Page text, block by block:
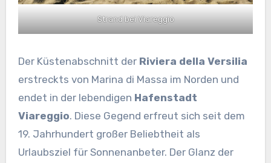
Strand bei Viareggio
Der Küstenabschnitt der Riviera della Versilia
erstreckts von Marina di Massa im Norden und
endet in der lebendigen Hafenstadt
Viareggio. Diese Gegend erfreut sich seit dem
19. Jahrhundert großer Beliebtheit als
Urlaubsziel für Sonnenanbeter. Der Glanz der